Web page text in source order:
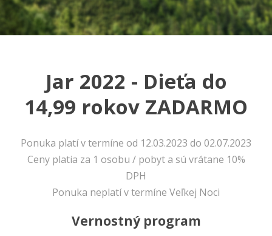
Jar 2022 - Dieťa do
14,99 rokov ZADARMO
Ponuka platí v termíne od 12.03.2023 do 02.07.2023
Ceny platia za 1 osobu / pobyt a sú vrátane 10%
DPH
Ponuka neplatí v termíne Veľkej Noci
Vernostný program
Nevyhnutné
Tieto cookies
sú
nevyhnutné
fungovanie
našej webovej
stránky.
prihlásenie,